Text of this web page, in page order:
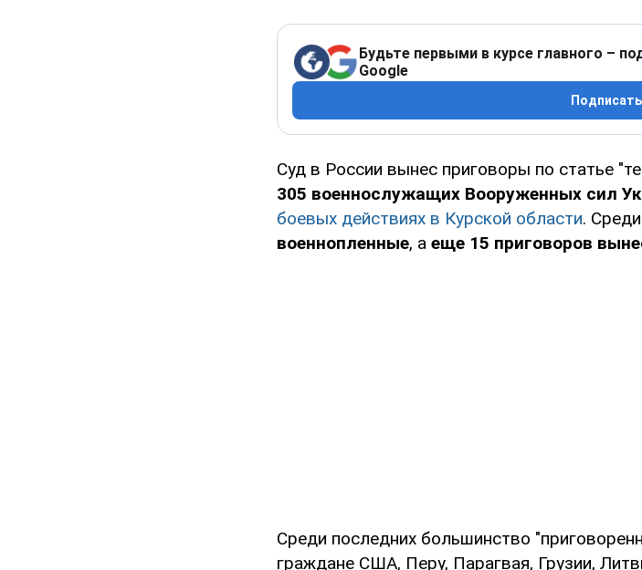
Будьте первыми в курсе главного –
Google
Суд в России вынес приговоры по статье
305 военнослужащих Вооруженных сил
боевых действиях в Курской области.
военнопленные, а еще 15 приговоров
Среди последних большинство
граждане США, Перу, Парагвая, Грузии,